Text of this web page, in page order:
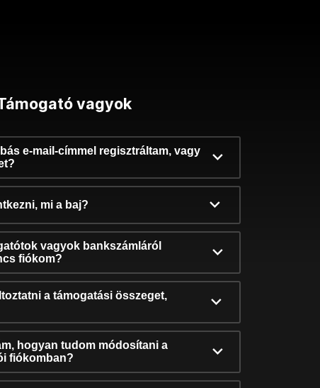
vagyok
e-mail-címmel regisztráltam, vagy
mi a baj?
vagyok bankszámláról
fiókom?
a támogatási összeget,
hogyan tudom módosítani a
fiókomban?